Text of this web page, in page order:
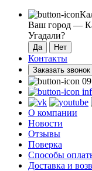
Ваш город —
Угадали?
Контакты
Заказать звонок
О компании
Новости
Отзывы
Поверка
Способы
Доставка и